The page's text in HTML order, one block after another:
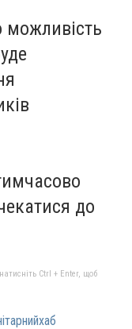
до
Ctrl + Enter, щоб